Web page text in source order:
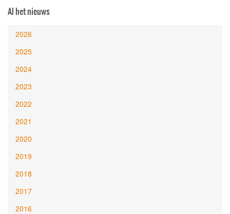
Al het nieuws
2026
2025
2024
2023
2022
2021
2020
2019
2018
2017
2016